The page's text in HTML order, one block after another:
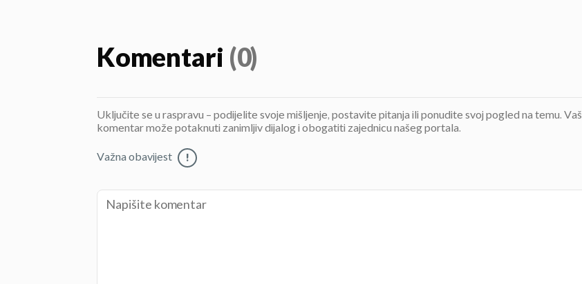
Komentari (0)
Uključite se u raspravu – podijelite svoje mišljenje, postavite pitanja ili ponudite svoj pogled na temu. Vaš
komentar može potaknuti zanimljiv dijalog i obogatiti zajednicu našeg portala.
Važna obavijest !